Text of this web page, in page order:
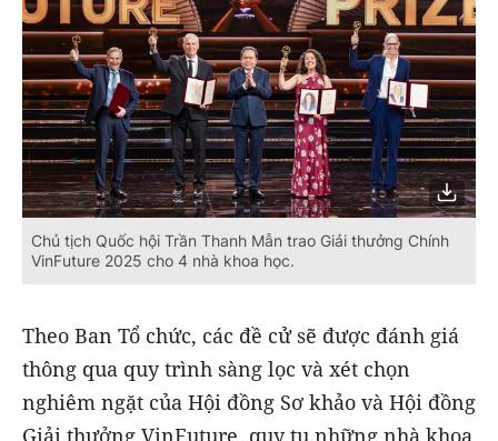
Chủ tịch Quốc hội Trần Thanh Mẫn trao Giải thưởng Chính
VinFuture 2025 cho 4 nhà khoa học.
Theo Ban Tổ chức, các đề cử sẽ được đánh giá
thông qua quy trình sàng lọc và xét chọn
nghiêm ngặt của Hội đồng Sơ khảo và Hội đồng